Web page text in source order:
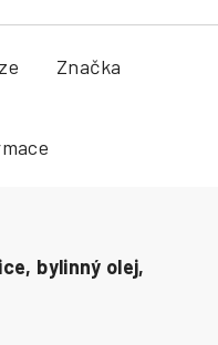
Značka
bylinný olej,